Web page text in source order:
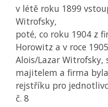
v létě roku 1899
Witrofsky,
poté, co roku 1904 z
Horowitz a v roce
Alois/Lazar
majitelem a firma
rejstříku pro
č. 8